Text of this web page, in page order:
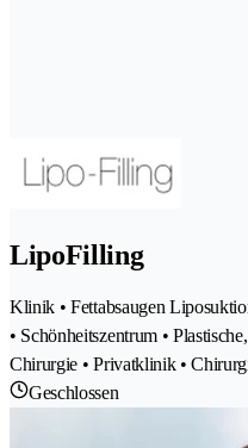
LipoFilling
Klinik • Fettabsaugen
• Schönheitszentrum •
Chirurgie • Privatklinik •
Geschlossen